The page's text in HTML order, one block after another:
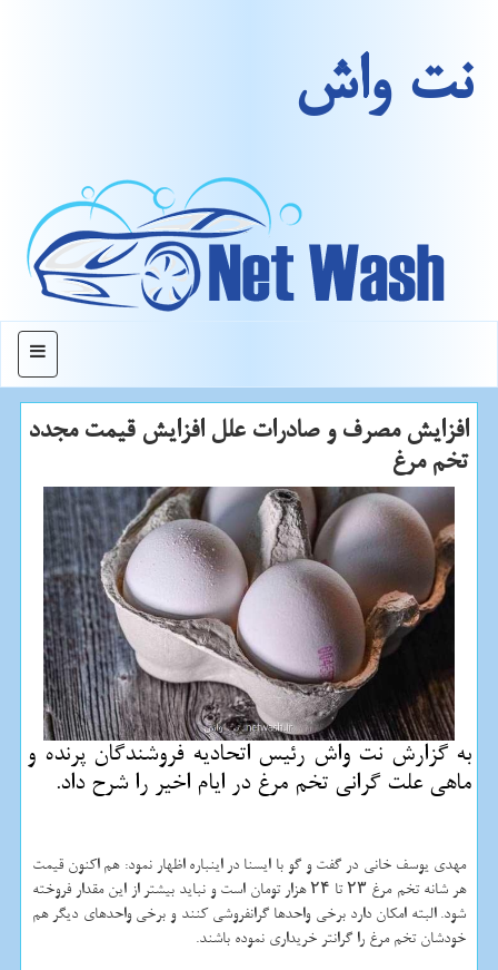
نت واش
منو
افزایش مصرف و صادرات علل افزایش قیمت مجدد
تخم مرغ
به گزارش نت واش رئیس اتحادیه فروشندگان پرنده و
ماهی علت گرانی تخم مرغ در ایام اخیر را شرح داد.
مهدی یوسف خانی در گفت و گو با ایسنا در اینباره اظهار نمود: هم اکنون قیمت
هر شانه تخم مرغ ۲۳ تا ۲۴ هزار تومان است و نباید بیشتر از این مقدار فروخته
شود. البته امکان دارد برخی واحدها گرانفروشی کنند و برخی واحدهای دیگر هم
خودشان تخم مرغ را گرانتر خریداری نموده باشند.